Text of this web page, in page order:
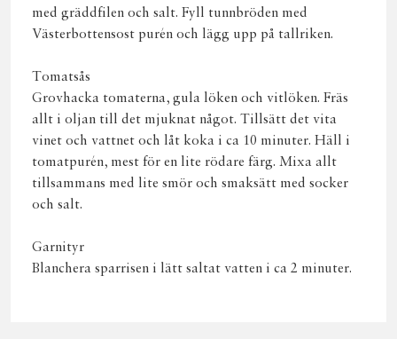
med gräddfilen och salt. Fyll tunnbröden med
Västerbottensost purén och lägg upp på tallriken.
Tomatsås
Grovhacka tomaterna, gula löken och vitlöken. Fräs
allt i oljan till det mjuknat något. Tillsätt det vita
vinet och vattnet och låt koka i ca 10 minuter. Häll i
tomatpurén, mest för en lite rödare färg. Mixa allt
tillsammans med lite smör och smaksätt med socker
och salt.
Garnityr
Blanchera sparrisen i lätt saltat vatten i ca 2 minuter.